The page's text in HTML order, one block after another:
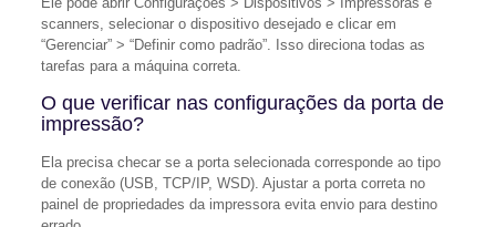
scanners, selecionar o dispositivo desejado e clicar em
“Gerenciar” > “Definir como padrão”. Isso direciona todas as
tarefas para a máquina correta.
O que verificar nas configurações da porta de
impressão?
Ela precisa checar se a porta selecionada corresponde ao tipo
de conexão (USB, TCP/IP, WSD). Ajustar a porta correta no
painel de propriedades da impressora evita envio para destino